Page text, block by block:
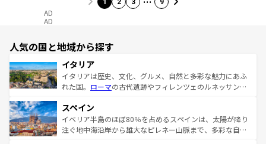
1 2 3 9
AD
AD
人気の国と地域から探す
イタリア
イタリアは歴史、文化、グルメ、自然と多彩な魅力にあふ
れた国。 ローマの古代遺跡やフィレンツェのルネッサンス
ろん、トスカーナの美しい田園風景やアマルフィ海岸の絶
景など、自然景観も見逃せない。観光の合間には、本場の
ピザやパスタなど、絶品のイタリア料理を堪能することも
スペイン
イベリア半島のほぼ80％を占めるスペインは、太陽が降り
注ぐ地中海沿岸から雄大なピレネー山脈まで、多彩な自然